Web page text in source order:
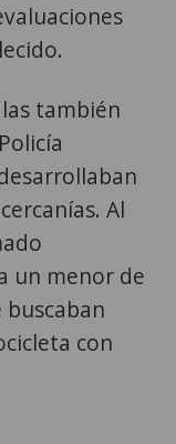
también
Al
un menor de
con